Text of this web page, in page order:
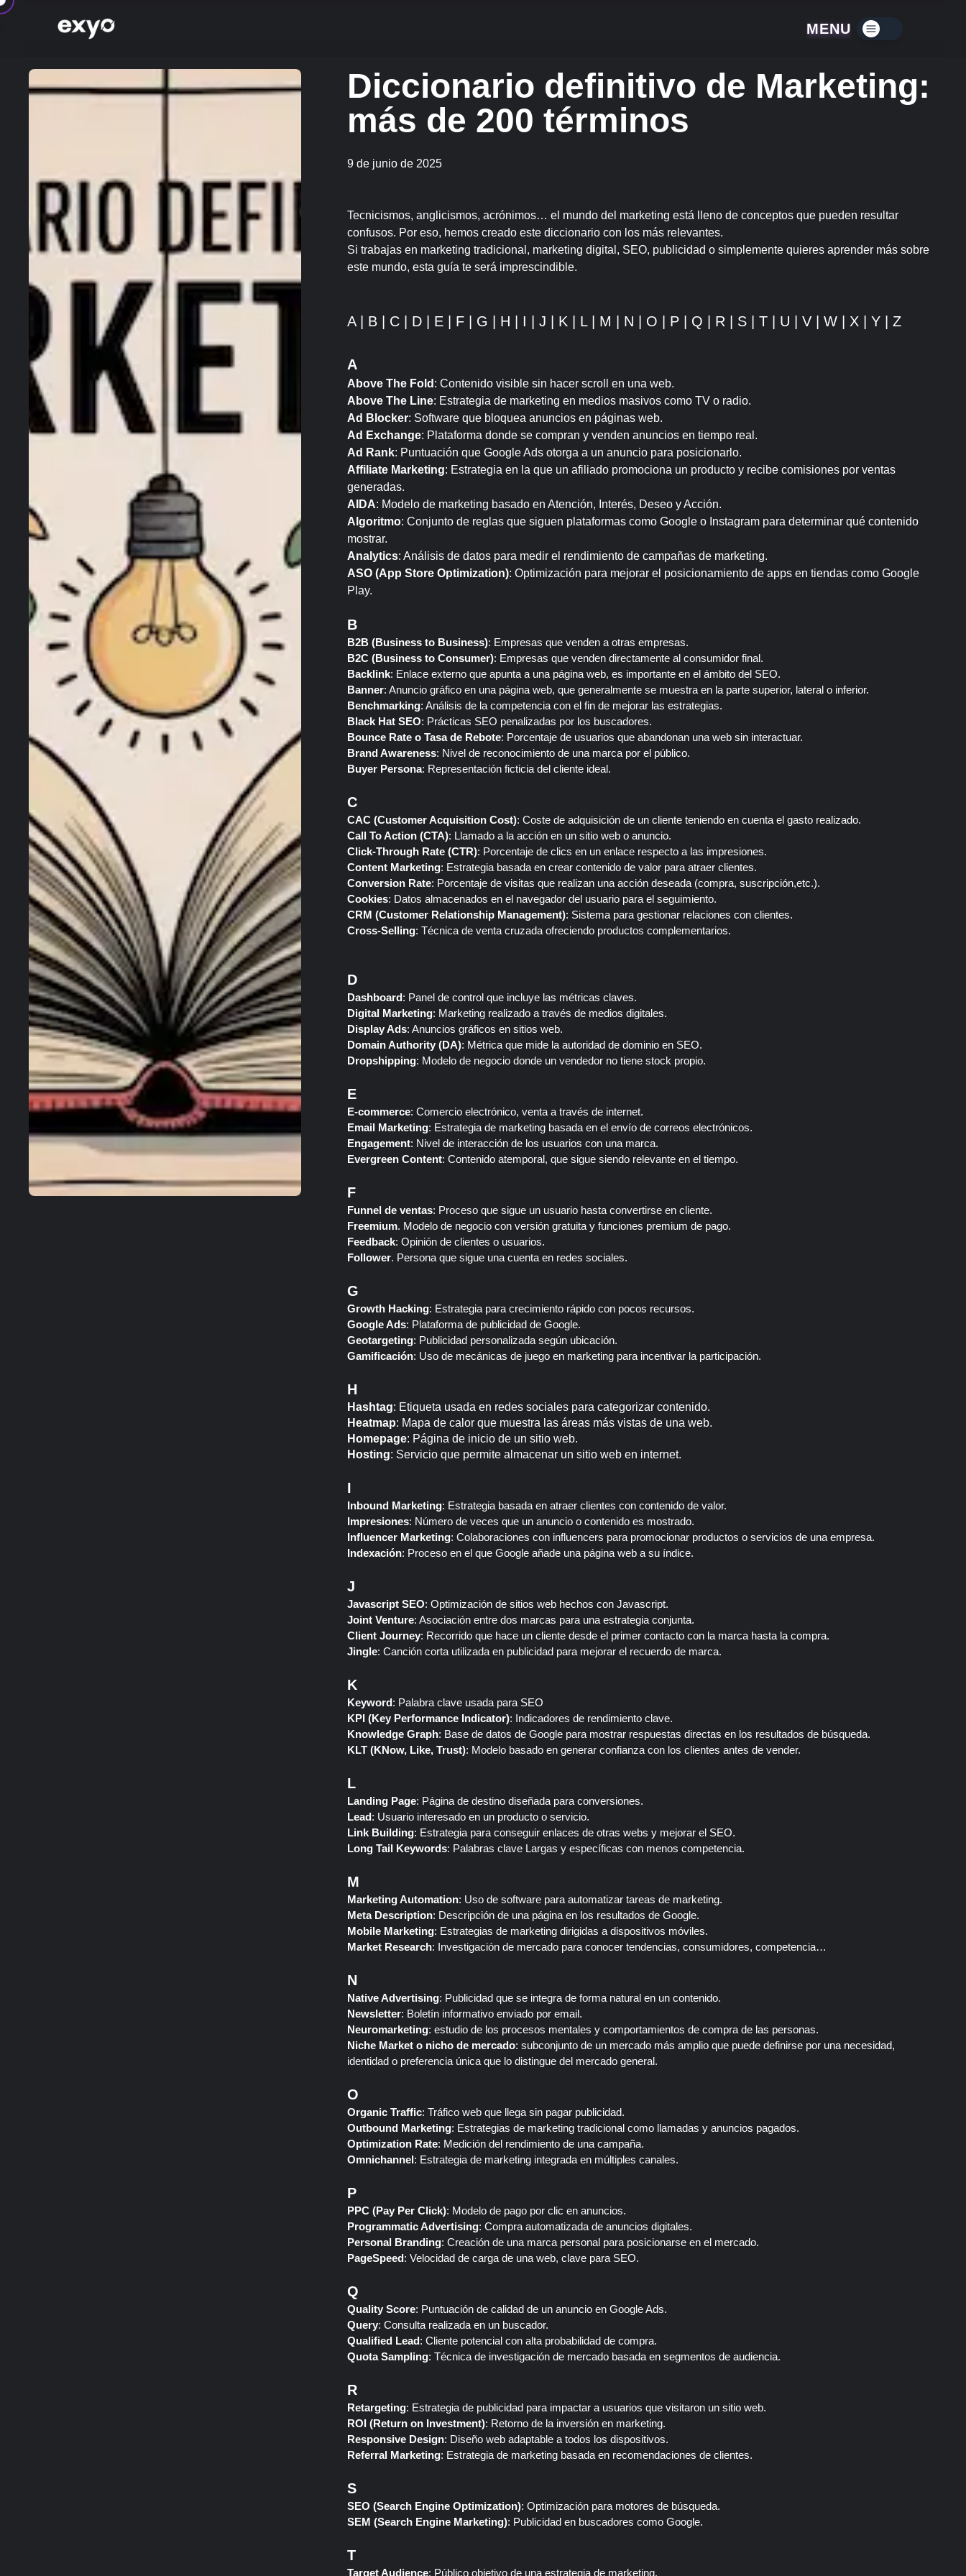
MENU
Menú contraído
Diccionario definitivo de Marketing:
más de 200 términos
9 de junio de 2025
Tecnicismos, anglicismos, acrónimos… el mundo del marketing está lleno de conceptos que pueden resultar
confusos. Por eso, hemos creado este diccionario con los más relevantes.
Si trabajas en marketing tradicional, marketing digital, SEO, publicidad o simplemente quieres aprender más sobre
este mundo, esta guía te será imprescindible.
A| B| C| D| E| F| G H I J K L| M N O P| Q R S| T| U V| W| X| Y| Z
A
Above The Fold : Contenido visible sin hacer scroll en una web.
Above The Line: Estrategia de marketing en medios masivos como TV o radio.
Ad Blocker: Software que bloquea anuncios en páginas web.
Ad Exchange: Plataforma donde se compran y venden anuncios en tiempo real.
Ad Rank: Puntuación que Google Ads otorga a un anuncio para posicionarlo.
Affiliate Marketing: Estrategia en la que un afiliado promociona un producto y recibe comisiones por ventas
generadas.
AIDA: Modelo de marketing basado en Atención, Interés, Deseo y Acción.
Algoritmo: Conjunto de reglas que siguen plataformas como Google o Instagram para determinar qué contenido
mostrar.
Analytics: Análisis de datos para medir el rendimiento de campañas de marketing.
ASO (App Store Optimization): Optimización para mejorar el posicionamiento de apps en tiendas como Google
Play.
B
B2B (Business to Business): Empresas que venden a otras empresas.
B2C (Business to Consumer): Empresas que venden directamente al consumidor final.
Backlink: Enlace externo que apunta a una página web, es importante en el ámbito del SEO.
Banner: Anuncio gráfico en una página web, que generalmente se muestra en la parte superior, lateral o inferior.
Benchmarking: Análisis de la competencia con el fin de mejorar las estrategias.
Black Hat SEO: Prácticas SEO penalizadas por los buscadores.
Bounce Rate o Tasa de Rebote: Porcentaje de usuarios que abandonan una web sin interactuar.
Brand Awareness: Nivel de reconocimiento de una marca por el público.
Buyer Persona: Representación ficticia del cliente ideal.
C
CAC (Customer Acquisition Cost): Coste de adquisición de un cliente teniendo en cuenta el gasto realizado.
Call To Action (CTA): Llamado a la acción en un sitio web o anuncio.
Click-Through Rate (CTR): Porcentaje de clics en un enlace respecto a las impresiones.
Content Marketing: Estrategia basada en crear contenido de valor para atraer clientes.
Conversion Rate: Porcentaje de visitas que realizan una acción deseada (compra, suscripción,etc.).
Cookies: Datos almacenados en el navegador del usuario para el seguimiento.
CRM (Customer Relationship Management): Sistema para gestionar relaciones con clientes.
Cross-Selling: Técnica de venta cruzada ofreciendo productos complementarios.
D
Dashboard : Panel de control que incluye las métricas claves.
Digital Marketing: Marketing realizado a través de medios digitales.
Display Ads: Anuncios gráficos en sitios web.
Domain Authority (DA): Métrica que mide la autoridad de dominio en SEO.
Dropshipping: Modelo de negocio donde un vendedor no tiene stock propio.
E
E-commerce: Comercio electrónico, venta a través de internet.
Email Marketing: Estrategia de marketing basada en el envío de correos electrónicos.
Engagement: Nivel de interacción de los usuarios con una marca.
Evergreen Content: Contenido atemporal, que sigue siendo relevante en el tiempo.
F
Funnel de ventas: Proceso que sigue un usuario hasta convertirse en cliente.
Freemium. Modelo de negocio con versión gratuita y funciones premium de pago.
Feedback: Opinión de clientes o usuarios.
Follower. Persona que sigue una cuenta en redes sociales.
G
Growth Hacking: Estrategia para crecimiento rápido con pocos recursos.
Google Ads: Plataforma de publicidad de Google.
Geotargeting: Publicidad personalizada según ubicación.
Gamificación: Uso de mecánicas de juego en marketing para incentivar la participación.
H
Hashtag: Etiqueta usada en redes sociales para categorizar contenido.
Heatmap: Mapa de calor que muestra las áreas más vistas de una web.
Homepage: Página de inicio de un sitio web.
Hosting: Servicio que permite almacenar un sitio web en internet.
I
Inbound Marketing: Estrategia basada en atraer clientes con contenido de valor.
Impresiones: Número de veces que un anuncio o contenido es mostrado.
Influencer Marketing: Colaboraciones con influencers para promocionar productos o servicios de una empresa.
Indexación: Proceso en el que Google añade una página web a su índice.
J
Javascript SEO: Optimización de sitios web hechos con Javascript.
Joint Venture: Asociación entre dos marcas para una estrategia conjunta.
Client Journey: Recorrido que hace un cliente desde el primer contacto con la marca hasta la compra.
Jingle: Canción corta utilizada en publicidad para mejorar el recuerdo de marca.
K
Keyword : Palabra clave usada para SEO
KPI (Key Performance Indicator): Indicadores de rendimiento clave.
Knowledge Graph: Base de datos de Google para mostrar respuestas directas en los resultados de búsqueda.
KLT (KNow, Like, Trust): Modelo basado en generar confianza con los clientes antes de vender.
L
Landing Page: Página de destino diseñada para conversiones.
Lead : Usuario interesado en un producto o servicio.
Link Building: Estrategia para conseguir enlaces de otras webs y mejorar el SEO.
Long Tail Keywords: Palabras clave Largas y específicas con menos competencia.
M
Marketing Automation: Uso de software para automatizar tareas de marketing.
Meta Description: Descripción de una página en los resultados de Google.
Mobile Marketing: Estrategias de marketing dirigidas a dispositivos móviles.
Market Research: Investigación de mercado para conocer tendencias, consumidores, competencia…
N
Native Advertising: Publicidad que se integra de forma natural en un contenido.
Newsletter: Boletín informativo enviado por email.
Neuromarketing: estudio de los procesos mentales y comportamientos de compra de las personas.
Niche Market o nicho de mercado: subconjunto de un mercado más amplio que puede definirse por una necesidad,
identidad o preferencia única que lo distingue del mercado general.
O
Organic Traffic: Tráfico web que llega sin pagar publicidad.
Outbound Marketing: Estrategias de marketing tradicional como llamadas y anuncios pagados.
Optimization Rate: Medición del rendimiento de una campaña.
Omnichannel : Estrategia de marketing integrada en múltiples canales.
P
PPC (Pay Per Click): Modelo de pago por clic en anuncios.
Programmatic Advertising: Compra automatizada de anuncios digitales.
Personal Branding: Creación de una marca personal para posicionarse en el mercado.
PageSpeed : Velocidad de carga de una web, clave para SEO.
Q
Quality Score: Puntuación de calidad de un anuncio en Google Ads.
Query: Consulta realizada en un buscador.
Qualified Lead : Cliente potencial con alta probabilidad de compra.
Quota Sampling: Técnica de investigación de mercado basada en segmentos de audiencia.
R
Retargeting: Estrategia de publicidad para impactar a usuarios que visitaron un sitio web.
ROI (Return on Investment): Retorno de la inversión en marketing.
Responsive Design: Diseño web adaptable a todos los dispositivos.
Referral Marketing: Estrategia de marketing basada en recomendaciones de clientes.
S
SEO (Search Engine Optimization): Optimización para motores de búsqueda.
SEM (Search Engine Marketing): Publicidad en buscadores como Google.
T
Target Audience: Público objetivo de una estrategia de marketing.